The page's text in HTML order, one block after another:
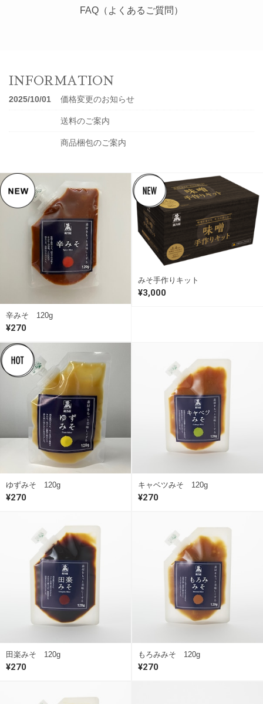
FAQ（よくあるご質問）
INFORMATION
2025/10/01 価格変更のお知らせ
送料のご案内
商品梱包のご案内
辛みそ 120g
¥270
みそ手作りキット
¥3,000
ゆずみそ 120g
¥270
キャベツみそ 120g
¥270
田楽みそ 120g
¥270
もろみみそ 120g
¥270